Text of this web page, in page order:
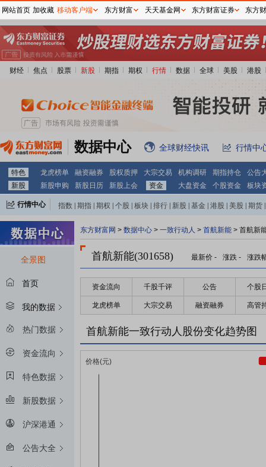
财经 焦点 股票 新股 期指 期权 行情 数据 全球 美股 港股
数据中心 全球财经快讯 行情中
特色 龙虎榜单 融资融券 股权质押 大宗交易 机构调研 期指持仓
公告
新股
新股申购 新股日历 新股上会 资金 大盘资金 个股资金 板块
行情中心 指数 期指 期权 个股 板块 排行 新股 基金 港股 美股 期货
全景图
首页
我的数据
热门数据
资金流向
特色数据
新股数据
沪深港通
公告大全
东方财富网 > 数据中心 > 一致行动人 > 首航新能 > 首航新
首航新能(301658) 最新价 - 涨跌 - 涨跌
资金流向 千股千评 公告 个股
龙虎榜单 大宗交易 融资融券 高管
首航新能一致行动人股份变化趋势图
网站首页 加收藏 移动客户端 东方财富 天天基金网 东方财富证券 东方